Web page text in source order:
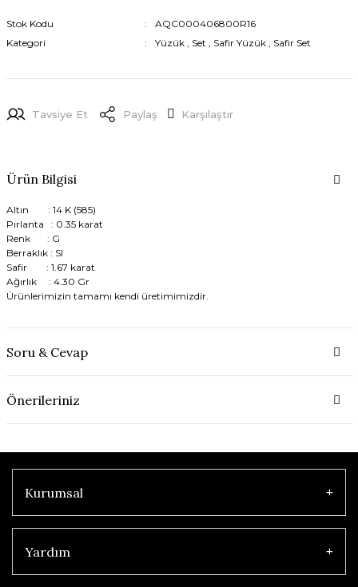
Stok Kodu
AQC000406800R16
Kategori
Yüzük , Set , Safir Yüzük , Safir Set
Tavsiye Et Paylaş Karşılaştır
Ürün Bilgisi
Altın : 14 K (585)
Pırlanta : 0.35 karat
Renk : G
Berraklık : SI
Safir : 1.67 karat
Ağırlık : 4.30 Gr
Ürünlerimizin tamamı kendi üretimimizdir.
Soru & Cevap
Önerileriniz
Kurumsal
Yardım